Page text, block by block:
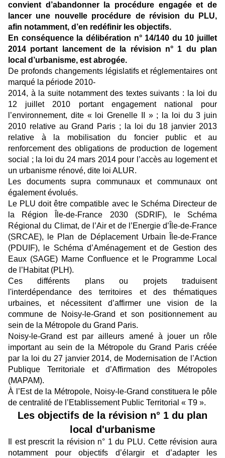
convient d’abandonner la procédure engagée et de
lancer une nouvelle procédure de révision du PLU,
afin notamment, d’en redéfinir les objectifs.
En conséquence la délibération n° 14/140 du 10 juillet
2014 portant lancement de la révision n° 1 du plan
local d’urbanisme, est abrogée.
De profonds changements législatifs et réglementaires ont
marqué la période 2010-
2014, à la suite notamment des textes suivants : la loi du
12 juillet 2010 portant engagement national pour
l’environnement, dite « loi Grenelle II » ; la loi du 3 juin
2010 relative au Grand Paris ; la loi du 18 janvier 2013
relative à la mobilisation du foncier public et au
renforcement des obligations de production de logement
social ; la loi du 24 mars 2014 pour l’accès au logement et
un urbanisme rénové, dite loi ALUR.
Les documents supra communaux et communaux ont
également évolués.
Le PLU doit être compatible avec le Schéma Directeur de
la Région Île-de-France 2030 (SDRIF), le Schéma
Régional du Climat, de l’Air et de l’Energie d’Île-de-France
(SRCAE), le Plan de Déplacement Urbain Île-de-France
(PDUIF), le Schéma d’Aménagement et de Gestion des
Eaux (SAGE) Marne Confluence et le Programme Local
de l’Habitat (PLH).
Ces différents plans ou projets traduisent
l'interdépendance des territoires et des thématiques
urbaines, et nécessitent d’affirmer une vision de la
commune de Noisy-le-Grand et son positionnement au
sein de la Métropole du Grand Paris.
Noisy-le-Grand est par ailleurs amené à jouer un rôle
important au sein de la Métropole du Grand Paris créée
par la loi du 27 janvier 2014, de Modernisation de l’Action
Publique Territoriale et d’Affirmation des Métropoles
(MAPAM).
À l’Est de la Métropole, Noisy-le-Grand constituera le pôle
de centralité de l’Etablissement Public Territorial « T9 ».
Les objectifs de la révision n° 1 du plan
local d'urbanisme
Il est prescrit la révision n° 1 du PLU. Cette révision aura
notamment pour objectifs d’élargir et d’adapter les